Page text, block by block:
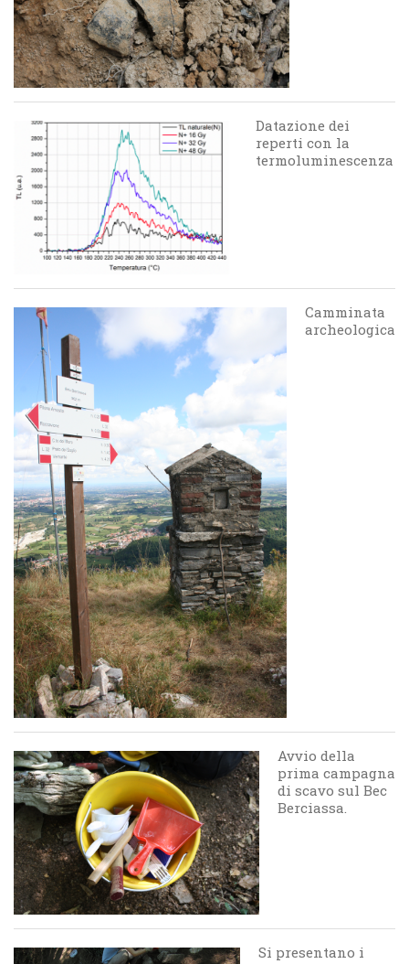
Datazione dei
reperti con la
termoluminescenza
Camminata
archeologica
Avvio della
prima campagna
di scavo sul Bec
Berciassa.
Si presentano i